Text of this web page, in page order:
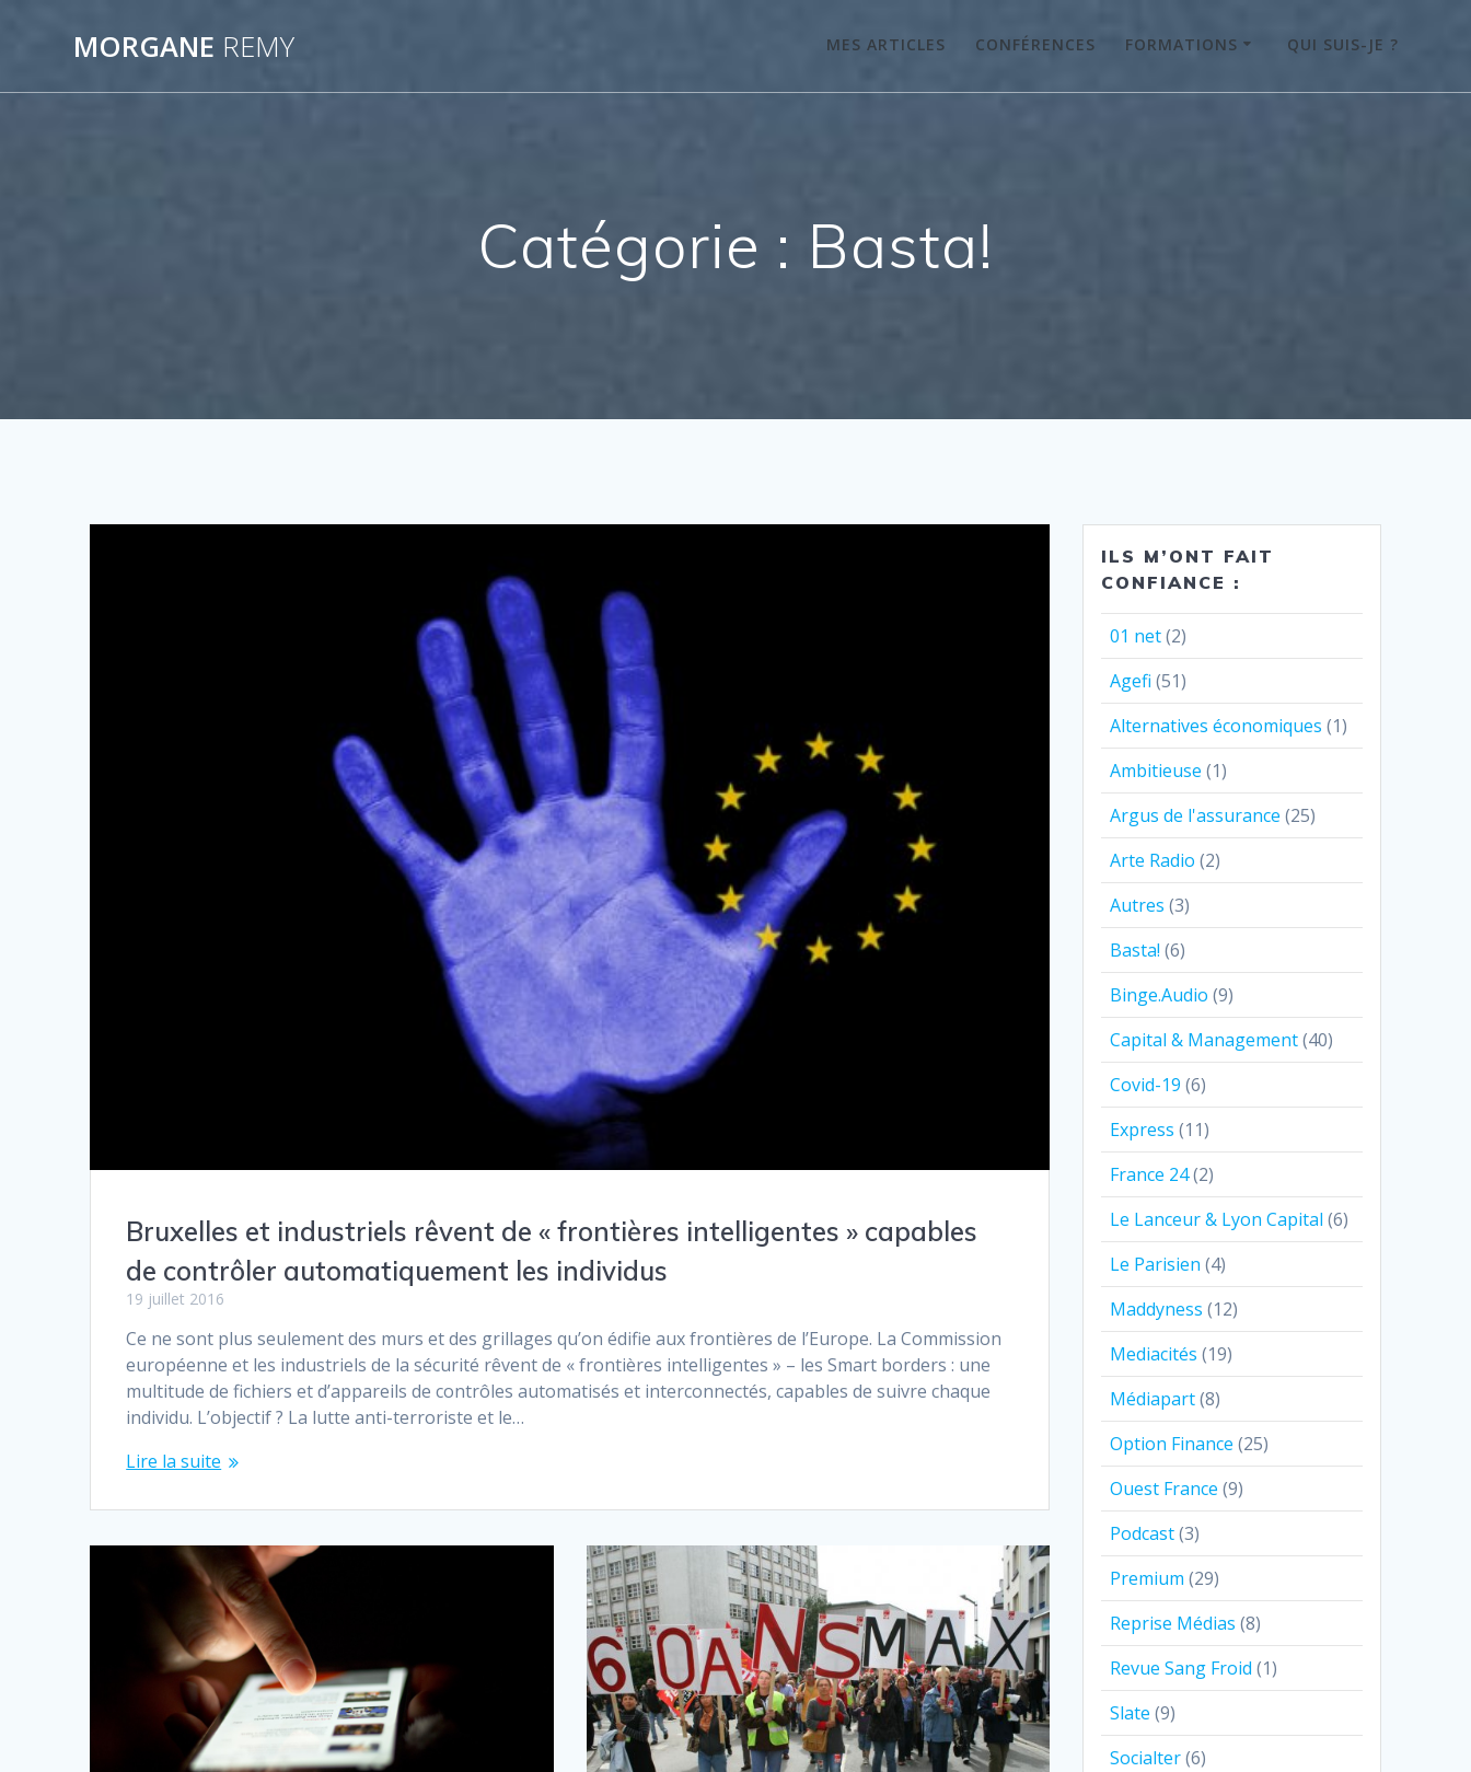
MORGANE REMY MES ARTICLES CONFÉRENCES FORMATIONS QUI SUIS-JE ?
Catégorie : Basta!
Bruxelles et industriels rêvent de « frontières intelligentes » capables
de contrôler automatiquement les individus
19 juillet 2016
Ce ne sont plus seulement des murs et des grillages qu’on édifie aux frontières de l’Europe. La Commission
européenne et les industriels de la sécurité rêvent de « frontières intelligentes » – les Smart borders : une
multitude de fichiers et d’appareils de contrôles automatisés et interconnectés, capables de suivre chaque
individu. L’objectif ? La lutte anti-terroriste et le…
Lire la suite
ILS M’ONT FAIT
CONFIANCE :
01 net(2)
Agefi (51)
Alternatives économiques (1)
Ambitieuse (1)
Argus de l'assurance (25)
Arte Radio (2)
Autres (3)
Basta! (6)
Binge.Audio (9)
Capital & Management(40)
Covid-19 (6)
Express (11)
France 24(2)
Le Lanceur & Lyon Capital (6)
Le Parisien (4)
Maddyness (12)
Mediacités (19)
Médiapart(8)
Option Finance (25)
Ouest France (9)
Podcast(3)
Premium (29)
Reprise Médias (8)
Revue Sang Froid (1)
Slate (9)
Socialter(6)